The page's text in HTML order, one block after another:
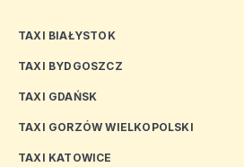
TAXI BIAŁYSTOK
TAXI BYDGOSZCZ
TAXI GDAŃSK
TAXI GORZÓW WIELKOPOLSKI
TAXI KATOWICE